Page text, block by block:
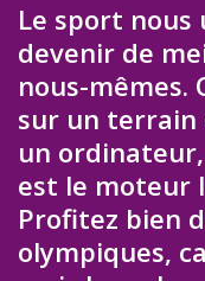
Le sport nous
devenir de
nous-mêmes.
sur un terrain
un
est le moteur
Profitez bien
olympiques,